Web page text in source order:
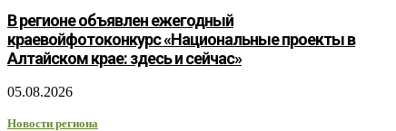
В регионе объявлен ежегодный
краевойфотоконкурс «Национальные проекты в
Алтайском крае: здесь и сейчас»
05.08.2026
Новости региона